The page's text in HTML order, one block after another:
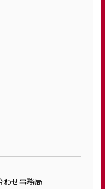
わせ事務局